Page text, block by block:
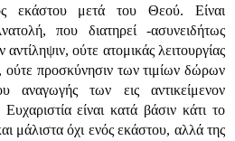
εκάστου μετά του Θεού. Είναι
που διατηρεί -ασυνειδήτως
ούτε ατομικάς λειτουργίας
ούτε προσκύνησιν των τιμίων δώρων
αναγωγής των εις αντικείμενον
είναι κατά βάσιν κάτι το
μάλιστα όχι ενός εκάστου, αλλά της